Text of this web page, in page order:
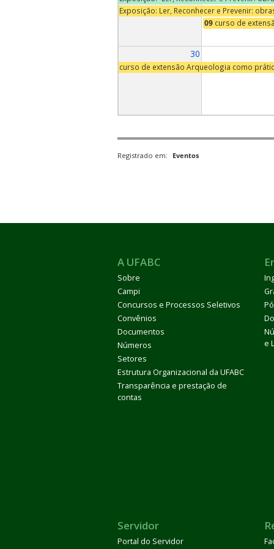
Exposição: Ler, Reconhecer e Prevenir:
09 curso de
30
curso de extensão Arqueologia como
Registrado em: Eventos
A UFABC
Sobre
Campi
Concursos e Processos Seletivos
Convênios
Documentos
Números
Setores
Estrutura Organizacional da UFABC
Transparência e prestação de
contas
e
Servidor
Portal do Servidor